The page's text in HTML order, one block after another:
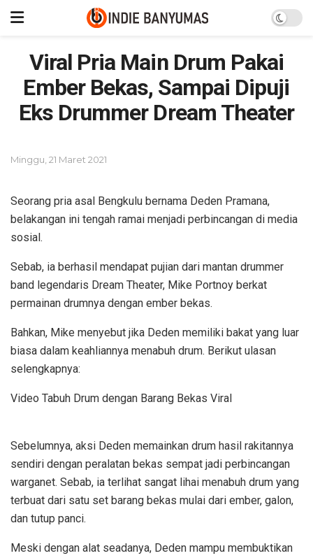
Viral Pria Main Drum Pakai
Ember Bekas, Sampai Dipuji
Eks Drummer Dream Theater
Minggu, 21 Maret 2021
Seorang pria asal Bengkulu bernama Deden Pramana,
belakangan ini tengah ramai menjadi perbincangan di media
sosial.
Sebab, ia berhasil mendapat pujian dari mantan drummer
band legendaris Dream Theater, Mike Portnoy berkat
permainan drumnya dengan ember bekas.
Bahkan, Mike menyebut jika Deden memiliki bakat yang luar
biasa dalam keahliannya menabuh drum. Berikut ulasan
selengkapnya:
Video Tabuh Drum dengan Barang Bekas Viral
Sebelumnya, aksi Deden memainkan drum hasil rakitannya
sendiri dengan peralatan bekas sempat jadi perbincangan
warganet. Sebab, ia terlihat sangat lihai menabuh drum yang
terbuat dari satu set barang bekas mulai dari ember, galon,
dan tutup panci.
Meski dengan alat seadanya, Deden mampu membuktikan